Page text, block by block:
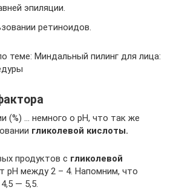
эпиляции.
ретиноидов.
теме: Миндальный пилинг для лица:
(%) … немного о рН, что так же
гликолевой кислоты.
продуктов с гликолевой
рН между 2 – 4. Напомним, что
— 5,5.